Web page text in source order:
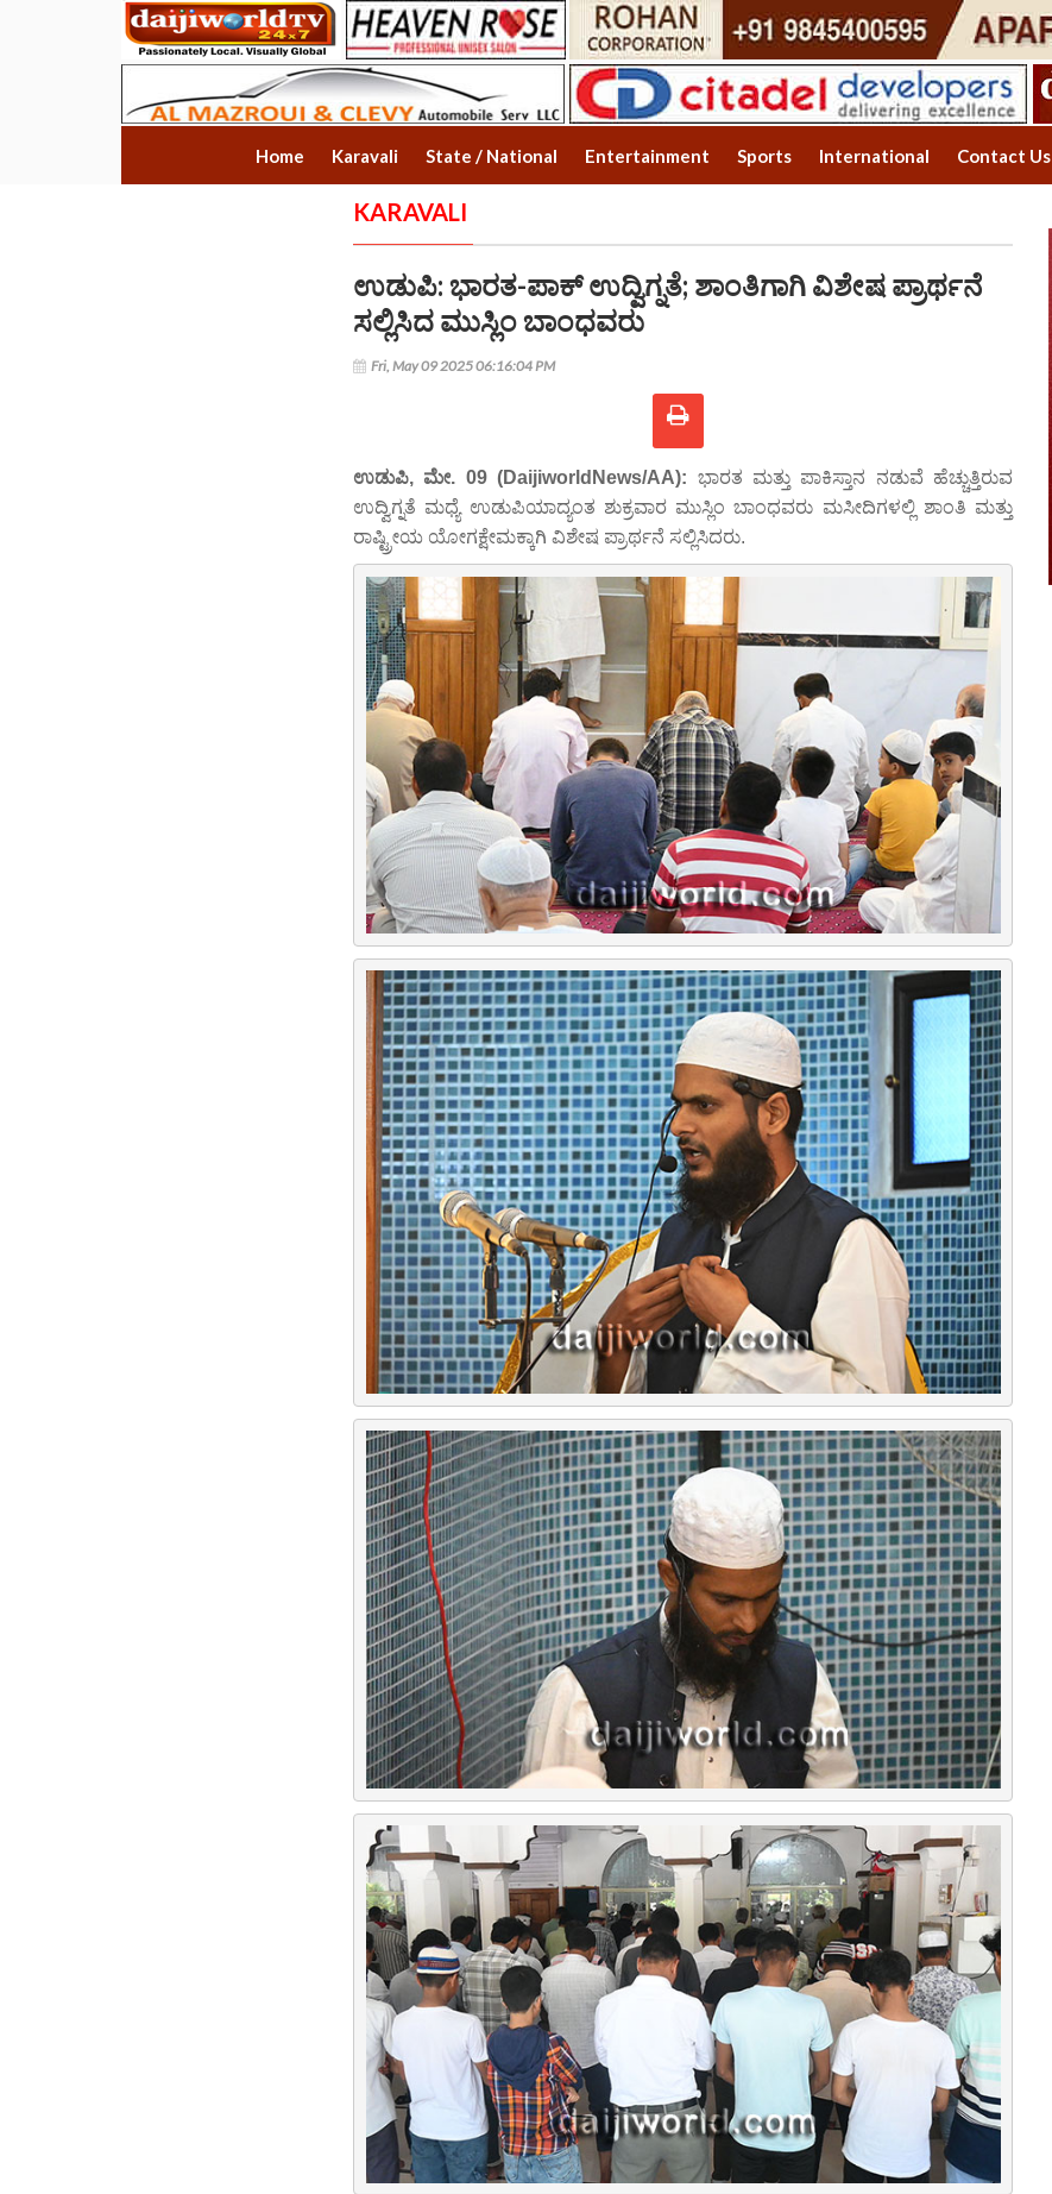
Home Karavali State / National Entertainment Sports International Contact Us
KARAVALI
ಉಡುಪಿ: ಭಾರತ-ಪಾಕ್ ಉದ್ವಿಗ್ನತೆ; ಶಾಂತಿಗಾಗಿ ವಿಶೇಷ ಪ್ರಾರ್ಥನೆ
ಸಲ್ಲಿಸಿದ ಮುಸ್ಲಿಂ ಬಾಂಧವರು
Fri, May 09 2025 06:16:04 PM
ಉಡುಪಿ, ಮೇ. 09 (DaijiworldNews/AA): ಭಾರತ ಮತ್ತು ಪಾಕಿಸ್ತಾನ ನಡುವೆ ಹೆಚ್ಚುತ್ತಿರುವ
ಉದ್ವಿಗ್ನತೆ ಮಧ್ಯೆ ಉಡುಪಿಯಾದ್ಯಂತ ಶುಕ್ರವಾರ ಮುಸ್ಲಿಂ ಬಾಂಧವರು ಮಸೀದಿಗಳಲ್ಲಿ ಶಾಂತಿ ಮತ್ತು
ರಾಷ್ಟ್ರೀಯ ಯೋಗಕ್ಷೇಮಕ್ಕಾಗಿ ವಿಶೇಷ ಪ್ರಾರ್ಥನೆ ಸಲ್ಲಿಸಿದರು.